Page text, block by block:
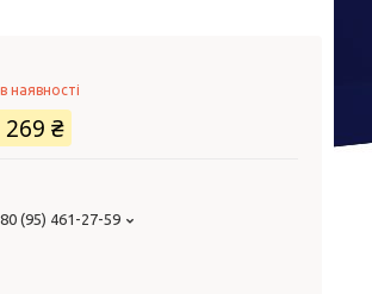
наявності
269 ₴
(95) 461-27-59